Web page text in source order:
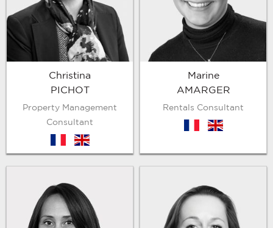
Christina
PICHOT
Property Management
Consultant
en
Marine
AMARGER
Rentals Consultant
en